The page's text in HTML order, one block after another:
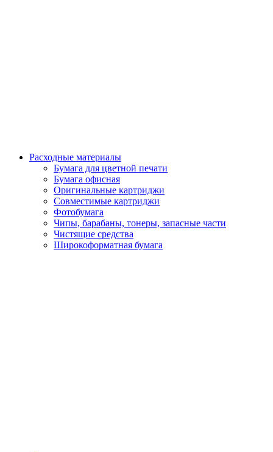
Расходные материалы
Бумага для цветной печати
Бумага офисная
Оригинальные картриджи
Совместимые картриджи
Фотобумага
Чипы, барабаны, тонеры, запасные части
Чистящие средства
Широкоформатная бумага